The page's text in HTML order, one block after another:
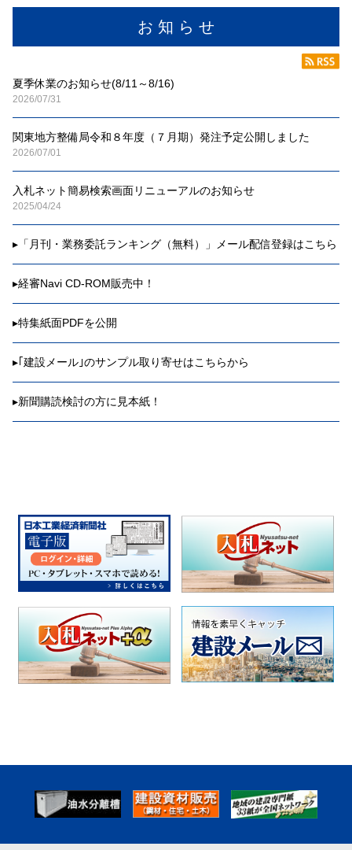
お 知 ら せ
夏季休業のお知らせ(8/11～8/16)
2026/07/31
関東地方整備局令和８年度（７月期）発注予定公開しました
2026/07/01
入札ネット簡易検索画面リニューアルのお知らせ
2025/04/24
▸ 「月刊・業務委託ランキング（無料）」メール配信登録はこちら
▸経審Navi CD-ROM販売中！
▸特集紙面PDFを公開
▸｢建設メール｣のサンプル取り寄せはこちらから
▸新聞購読検討の方に見本紙！